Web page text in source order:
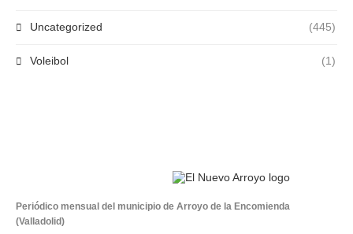
Uncategorized (445)
Voleibol (1)
Periódico mensual del municipio de Arroyo de la Encomienda
(Valladolid)